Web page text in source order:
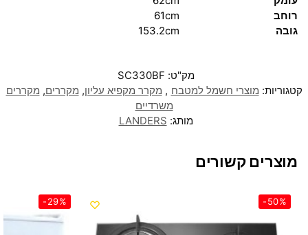
רוחב
61cm
גובה
153.2cm
מק"ט: SC330BF
קטגוריות: מוצרי חשמל למטבח , מקרר מקפיא עליון, מקררים, מקררים
משרדיים
מותג: LANDERS
מוצרים קשורים
-50%
-29%